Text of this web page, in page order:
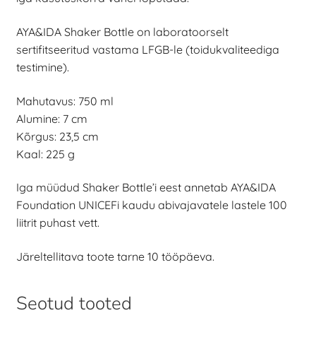
AYA&IDA Shaker Bottle on laboratoorselt
sertifitseeritud vastama LFGB-le (toidukvaliteediga
testimine).
Mahutavus: 750 ml
Alumine: 7 cm
Kõrgus: 23,5 cm
Kaal: 225 g
Iga müüdud Shaker Bottle’i eest annetab AYA&IDA
Foundation UNICEFi kaudu abivajavatele lastele 100
liitrit puhast vett.
Järeltellitava toote tarne 10 tööpäeva.
Seotud tooted